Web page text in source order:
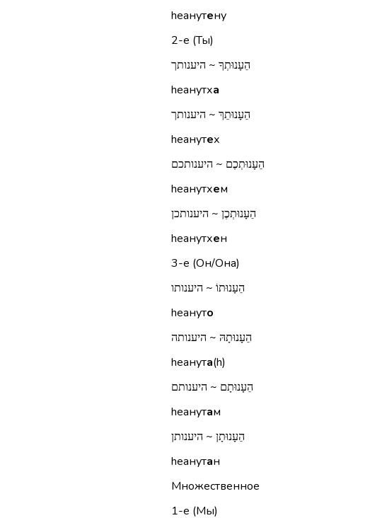
hеанутену
2-е (Ты)
הֵעָנוּתְךָ ~ היענותך
hеанутха
הֵעָנוּתֵךְ ~ היענותך
hеанутех
הֵעָנוּתְכֶם ~ היענותכם
hеанутхем
הֵעָנוּתְכֶן ~ היענותכן
hеанутхен
3-е (Он/Она)
הֵעָנוּתוֹ ~ היענותו
hеануто
הֵעָנוּתָהּ ~ היענותה
hеанута(h)
הֵעָנוּתָם ~ היענותם
hеанутам
הֵעָנוּתָן ~ היענותן
hеанутан
Множественное
1-е (Мы)